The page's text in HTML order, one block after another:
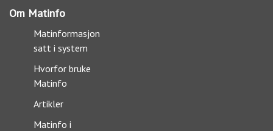
Om Matinfo
Matinformasjon
satt i system
Hvorfor bruke
Matinfo
Artikler
Matinfo i